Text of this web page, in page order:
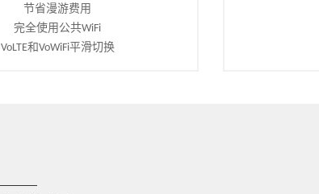
节省漫游费用
完全使用公共WiFi
VoLTE和VoWiFi平滑切换